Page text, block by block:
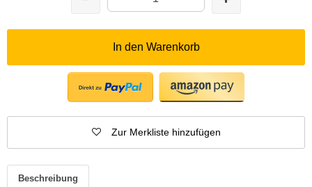
In den Warenkorb
Zur Merkliste hinzufügen
Beschreibung